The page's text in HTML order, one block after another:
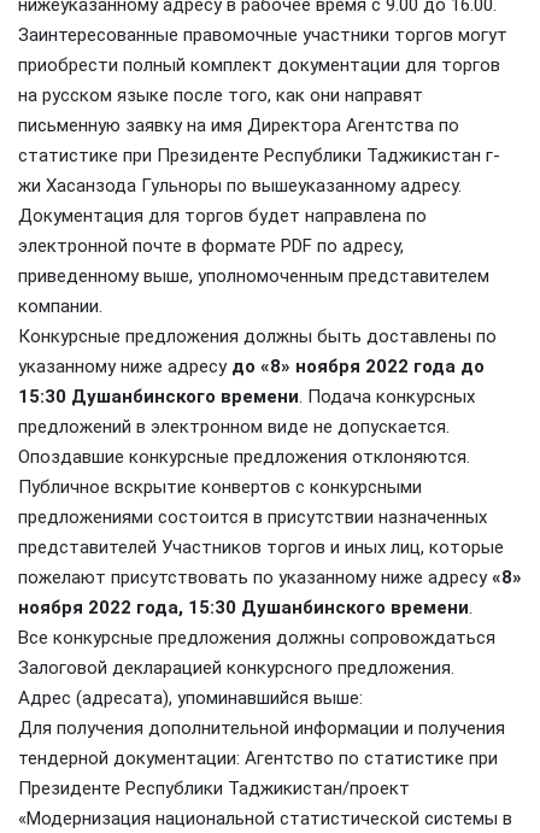
Заинтересованные правомочные участники торгов могут
приобрести полный комплект документации для торгов
на русском языке после того, как они направят
письменную заявку на имя Директора Агентства по
статистике при Президенте Республики Таджикистан г-
жи Хасанзода Гульноры по вышеуказанному адресу.
Документация для торгов будет направлена по
электронной почте в формате PDF по адресу,
приведенному выше, уполномоченным представителем
компании.
Конкурсные предложения должны быть доставлены по
указанному ниже адресу до «8» ноября 2022 года до
15:30 Душанбинского времени . Подача конкурсных
предложений в электронном виде не допускается.
Опоздавшие конкурсные предложения отклоняются.
Публичное вскрытие конвертов с конкурсными
предложениями состоится в присутствии назначенных
представителей Участников торгов и иных лиц, которые
пожелают присутствовать по указанному ниже адресу«8»
ноября 2022 года, 15:30 Душанбинского времени
Все конкурсные предложения должны сопровождаться
Залоговой декларацией конкурсного предложения.
Адрес (адресата), упоминавшийся выше:
Для получения дополнительной информации и получения
тендерной документации: Агентство по статистике при
Президенте Республики Таджикистан/проект
«Модернизация национальной статистической системы в